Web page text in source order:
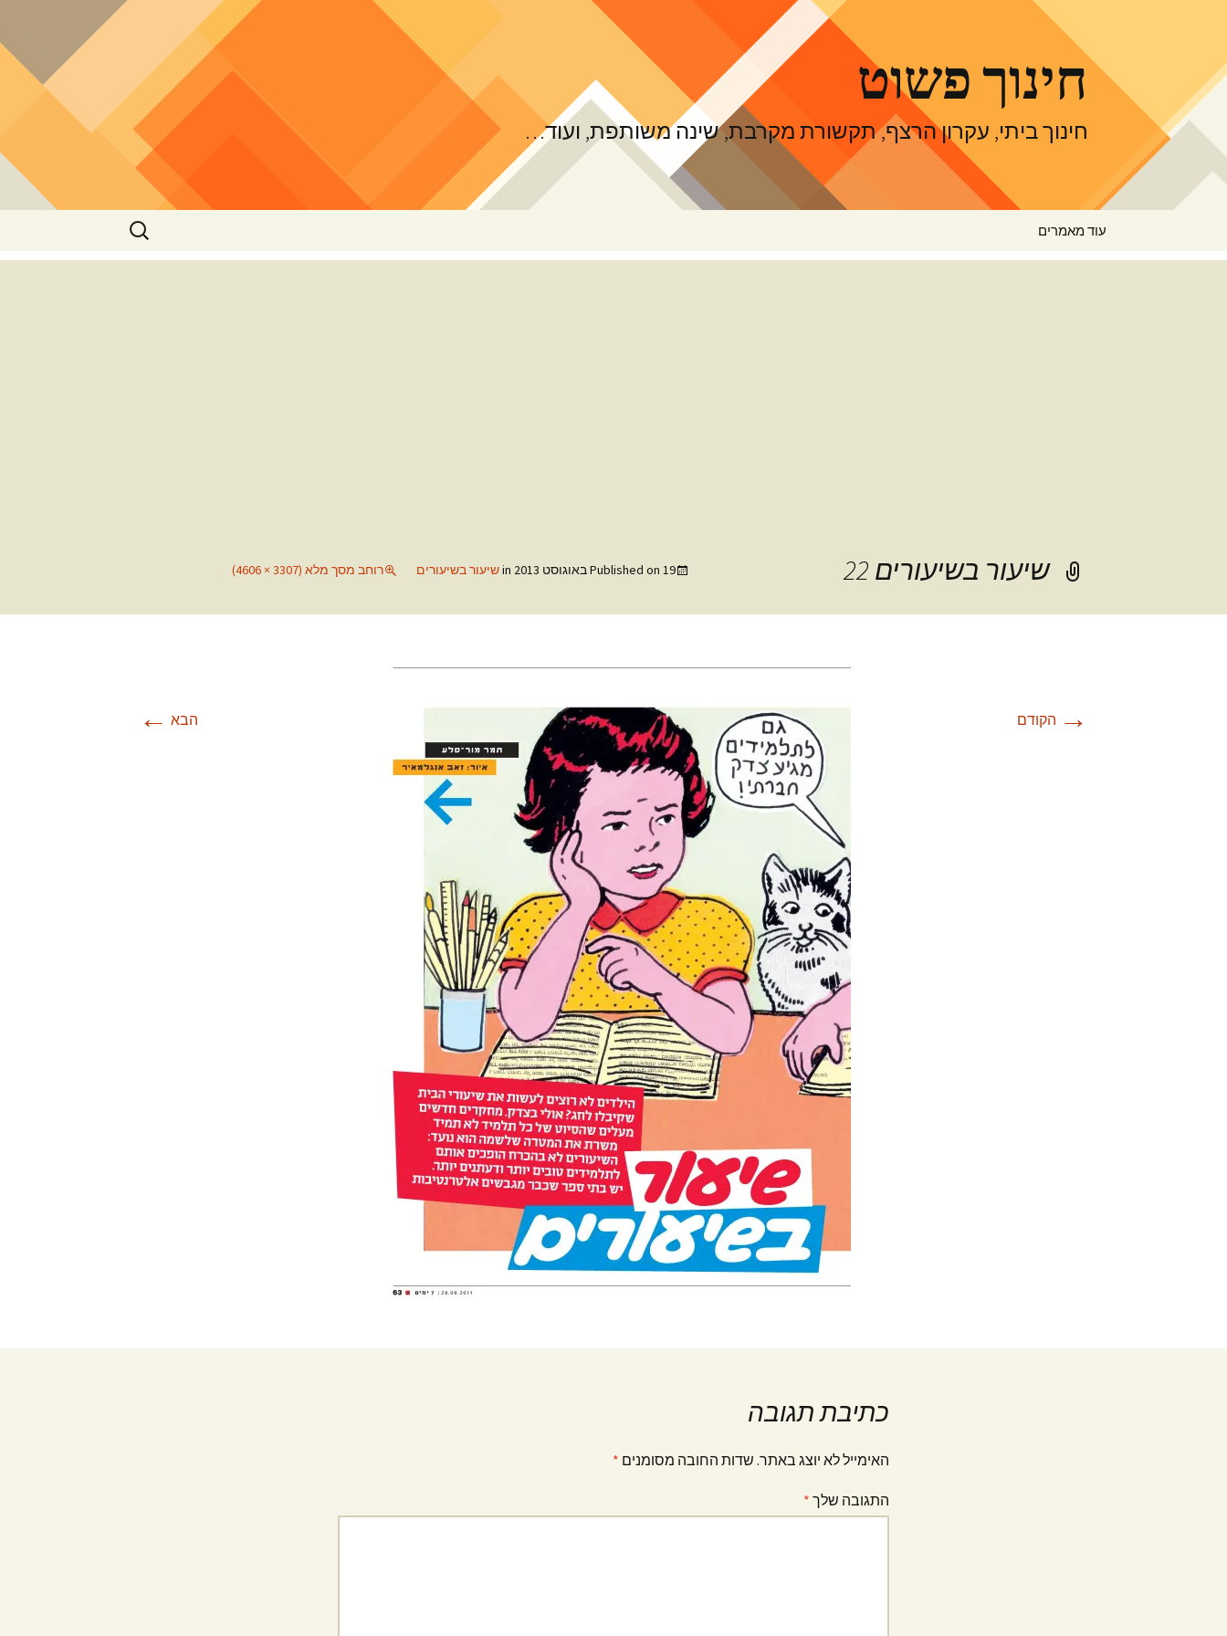
חינוך פשוט
חינוך ביתי, עקרון הרצף, תקשורת מקרבת, שינה משותפת, ועוד…
עוד מאמרים
חיפוש:
שיעור בשיעורים 22 Published on 19 באוגוסט 2013 שיעור בשיעורים רוחב מסך מלא (3307 × 4606)
→ הקודם הבא ←
כתיבת תגובה
האימייל לא יוצג באתר. שדות החובה מסומנים *
התגובה שלך *